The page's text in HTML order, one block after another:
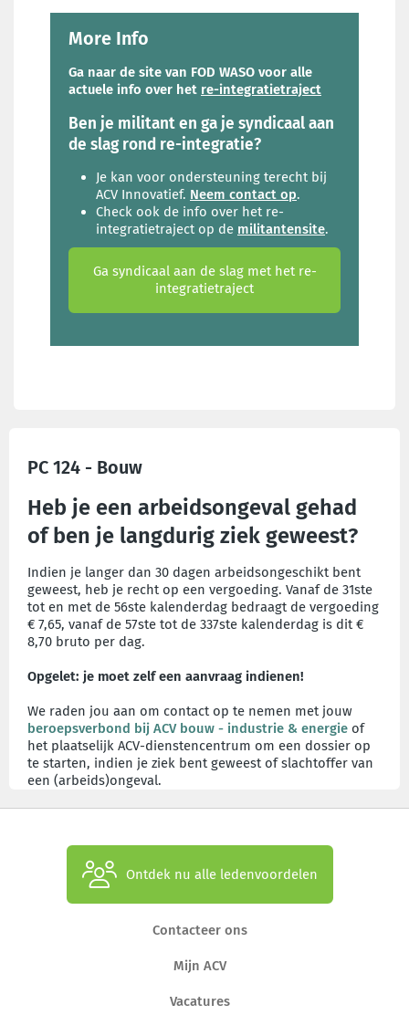
More Info
Ga naar de site van FOD WASO voor alle
actuele info over het re-integratietraject
Ben je militant en ga je syndicaal aan
de slag rond re-integratie?
Je kan voor ondersteuning terecht bij
ACV Innovatief. Neem contact op.
Check ook de info over het re-
integratietraject op de militantensite.
Ga syndicaal aan de slag met het re-
integratietraject
PC 124 - Bouw
Heb je een arbeidsongeval gehad
of ben je langdurig ziek geweest?
Indien je langer dan 30 dagen arbeidsongeschikt bent
geweest, heb je recht op een vergoeding. Vanaf de 31ste
tot en met de 56ste kalenderdag bedraagt de vergoeding
€ 7,65, vanaf de 57ste tot de 337ste kalenderdag is dit €
8,70 bruto per dag.
Opgelet: je moet zelf een aanvraag indienen!
We raden jou aan om contact op te nemen met jouw
beroepsverbond bij ACV bouw - industrie & energie of
het plaatselijk ACV-dienstencentrum om een dossier op
te starten, indien je ziek bent geweest of slachtoffer van
een (arbeids)ongeval.
Ontdek nu alle ledenvoordelen
Contacteer ons
Mijn ACV
Vacatures